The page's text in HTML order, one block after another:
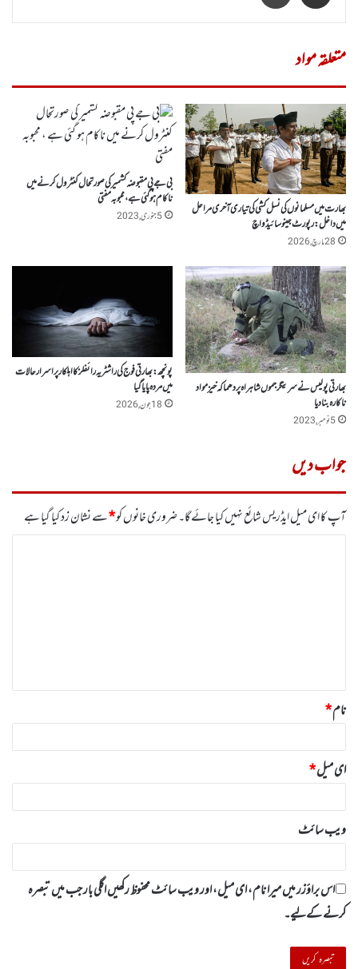
متعلقہ مواد
بھارت میں مسلمانوں کی نسل کشی کی تیاری آخری مراحل
میں داخل: رپورٹ جینوسائیڈ واچ
28 مارچ, 2026
بی جے پی مقبوضہ کشمیر کی صورتحال کنٹرول کرنے میں
ناکام ہو گئی ہے ، محبوبہ مفتی
5 جنوری, 2023
بھارتی پولیس نے سرینگر جموں شاہراہ پردھماکہ خیز مواد
ناکارہ بنادیا
5 نومبر, 2023
پونچھ : بھارتی فوج کی راشٹریہ رائفلز کا اہلکار پراسرار حالات
میں مردہ پایا گیا
18 جون, 2026
جواب دیں
آپ کا ای میل ایڈریس شائع نہیں کیا جائے گا۔ضروری خانوں کو*سے نشان زد کیا گیا ہے
نام*
ای میل*
ویب‌ سائٹ
اس براؤزر میں میرا نام، ای میل، اور ویب سائٹ محفوظ رکھیں اگلی بار جب میں تبصرہ
کرنے کےلیے۔